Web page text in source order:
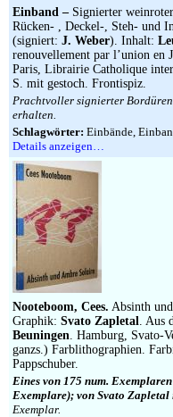
Einband – Signierter
Rücken- , Deckel-, Steh- und
(signiert: J. Weber). Inhalt:
renouvellement par l’union en
Paris, Librairie Catholique
S. mit gestoch. Frontispiz.
Prachtvoller signierter
erhalten.
Schlagwörter: Einbände,
Details anzeigen…
Nooteboom, Cees. Absinth
Graphik: Svato Zapletal. Aus
Beuningen. Hamburg, Svato-
ganzs.) Farblithographien.
Pappschuber.
Eines von 175 num.
Exemplare); von Svato
Exemplar.